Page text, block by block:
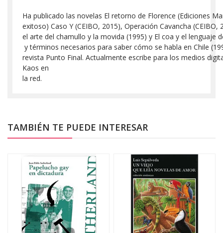
Ha publicado las novelas El retorno de Florence (Ediciones
exitoso) Caso Y (CEIBO, 2015), Operación Cavancha
el arte del chamullo y la movida (1995) y El coa y el lenguaje
y términos necesarios para saber cómo se habla en Chile
revista Punto Final. Actualmente escribe para los medios
Kaos en
la red.
TAMBIÉN TE PUEDE INTERESAR